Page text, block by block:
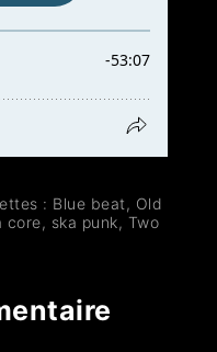
: Blue beat , Old
core, ska punk, Two